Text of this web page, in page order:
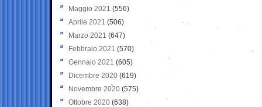
Maggio 2021 (556)
Aprile 2021 (506)
Marzo 2021 (647)
Febbraio 2021 (570)
Gennaio 2021 (605)
Dicembre 2020 (619)
Novembre 2020 (575)
Ottobre 2020 (638)